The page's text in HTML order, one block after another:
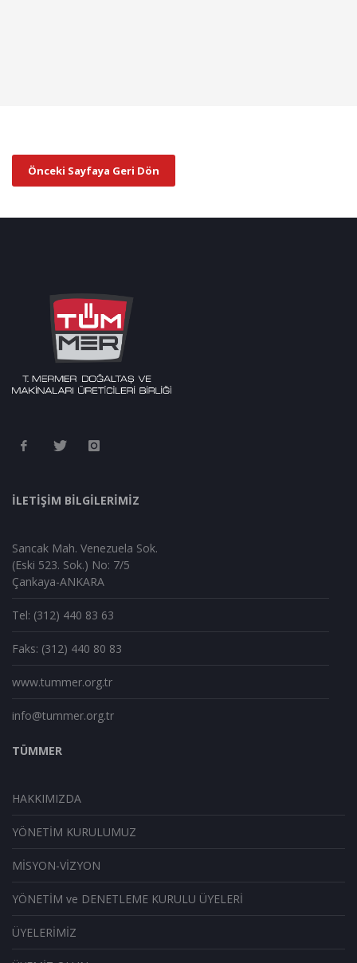
İLETİŞİM BİLGİLERİMİZ
Sancak Mah. Venezuela Sok.
(Eski 523. Sok.) No: 7/5
Çankaya-ANKARA
Tel: (312) 440 83 63
Faks: (312) 440 80 83
www.tummer.org.tr
info@tummer.org.tr
TÜMMER
HAKKIMIZDA
YÖNETİM KURULUMUZ
MİSYON-VİZYON
YÖNETİM ve DENETLEME KURULU ÜYELERİ
ÜYELERİMİZ